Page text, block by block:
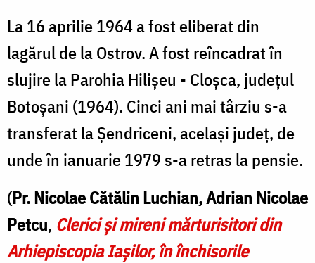
La 16 aprilie 1964 a fost eliberat din
lagărul de la Ostrov. A fost reîncadrat în
slujire la Parohia Hilișeu - Cloșca, județul
Botoșani (1964). Cinci ani mai târziu s-a
transferat la Șendriceni, același județ, de
unde în ianuarie 1979 s-a retras la pensie.
(Pr. Nicolae Cătălin Luchian, Adrian Nicolae
Petcu, Clerici şi mireni mărturisitori din
Arhiepiscopia Iaşilor, în închisorile